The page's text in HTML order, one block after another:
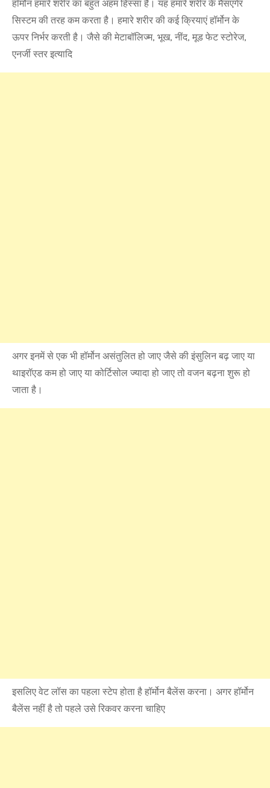
हॉर्मोन हमारे शरीर का बहुत अहम हिस्सा है। यह हमारे शरीर के मैसएंगेर
सिस्टम की तरह कम करता है। हमारे शरीर की कई क्रियाएं हॉर्मोन के
ऊपर निर्भर करती है। जैसे की मेटाबॉलिज्म, भूख, नींद, मूड फेट स्टोरेज,
एनर्जी स्तर इत्यादि
अगर इनमें से एक भी हॉर्मोन असंतुलित हो जाए जैसे की इंसुलिन बढ़ जाए या
थाइरॉएड कम हो जाए या कोर्टिसोल ज्यादा हो जाए तो वजन बढ़ना शुरू हो
जाता है।
इसलिए वेट लॉस का पहला स्टेप होता है हॉर्मोन बैलेंस करना। अगर हॉर्मोन
बैलेंस नहीं है तो पहले उसे रिकवर करना चाहिए